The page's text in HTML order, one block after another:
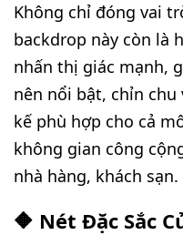
Không chỉ đóng vai
backdrop này còn là
nhấn thị giác mạnh,
nên nổi bật, chỉn
kế phù hợp cho cả
không gian công
nhà hàng, khách sạn.
🔶 Nét Đặc Sắc